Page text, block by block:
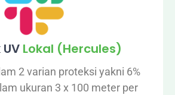
Lokal (Hercules)
2 varian proteksi yakni 6%
ukuran 3 x 100 meter per